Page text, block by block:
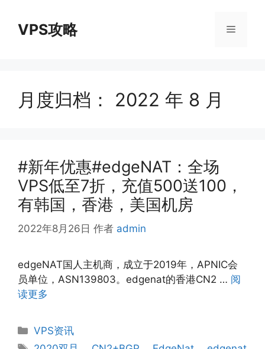
VPS攻略 菜
月度归档： 2022 年 8 月
#新年优惠#edgeNAT：全场
VPS低至7折，充值500送100，
有韩国，香港，美国机房
2022年8月26日 作者 admin
edgeNAT国人主机商，成立于2019年，APNIC会
员单位，ASN139803。edgenat的香港CN2 … 阅
读更多
分
类
VPS资讯
标